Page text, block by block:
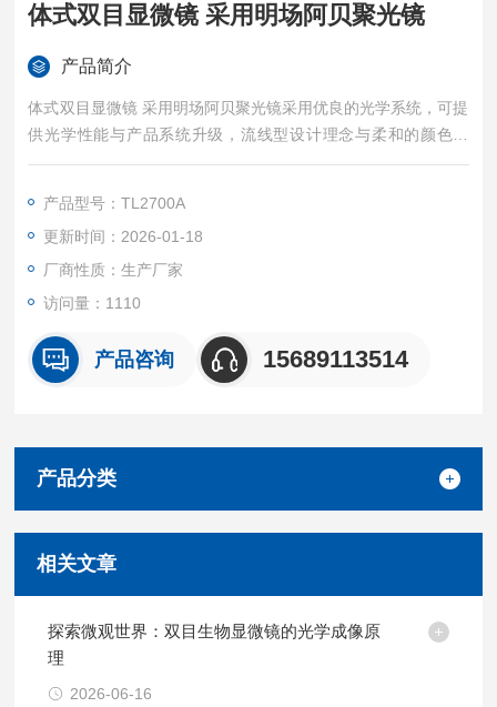
体式双目显微镜 采用明场阿贝聚光镜
产品简介
体式双目显微镜 采用明场阿贝聚光镜采用优良的光学系统，可提
供光学性能与产品系统升级，流线型设计理念与柔和的颜色搭
配，符合人机学设计理念,使操作更方便舒适,空间更广阔
产品型号：TL2700A
更新时间：2026-01-18
厂商性质：生产厂家
访问量：1110
产品咨询 15689113514
产品分类
相关文章
探索微观世界：双目生物显微镜的光学成像原
理
2026-06-16